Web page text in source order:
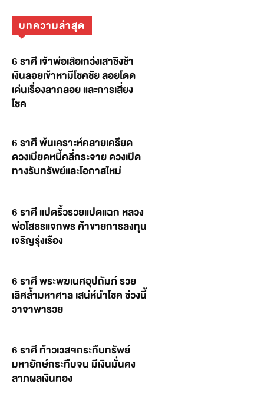
บทความล่าสุด
6 ราศี เจ้าพ่อเสือเกว่งเสาชิงช้า
เงินลอยเข้าหามีโชคชัย ลอยโดด
เด่นเรื่องลาภลอย และการเสี่ยง
โชค
6 ราศี พ้นเคราะห์คลายเครียด
ดวงเบียดหนี้คลี่กระจาย ดวงเปิด
ทางรับทรัพย์และโอกาสใหม่
6 ราศี แปดริ้วรวยแปดแฉก หลวง
พ่อโสธรแจกพร ค้าขายการลงทุน
เจริญรุ่งเรือง
6 ราศี พระพิฆเนศอุปถัมภ์ รวย
เลิศล้ำมหาศาล เสน่ห์นำโชค ช่วงนี้
วาจาพารวย
6 ราศี ท้าวเวสฯกระทืบทรัพย์
มหายักษ์กระทืบจน มีเงินมั่นคง
ลาภผลเงินทอง